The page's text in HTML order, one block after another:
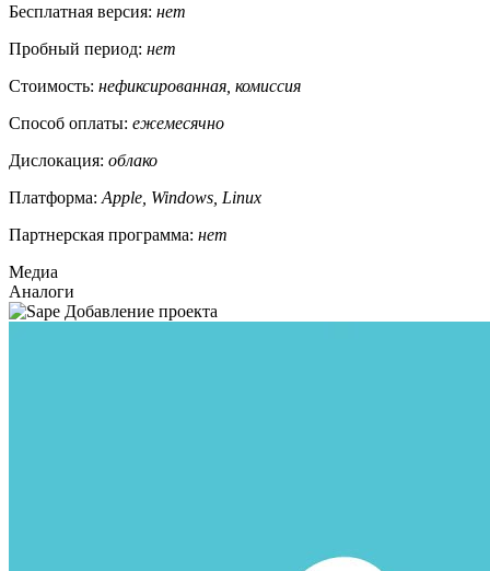
Бесплатная версия: нет
Пробный период: нет
Стоимость: нефиксированная, комиссия
Способ оплаты: ежемесячно
Дислокация: облако
Платформа: Apple, Windows, Linux
Партнерская программа: нет
Медиа
Аналоги